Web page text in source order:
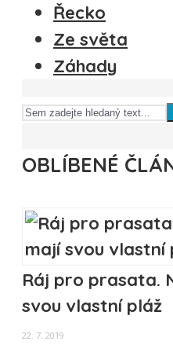
Řecko
Ze světa
Záhady
OBLÍBENÉ
Ráj pro prasata.
svou vlastní pláž
22. 7. 2019